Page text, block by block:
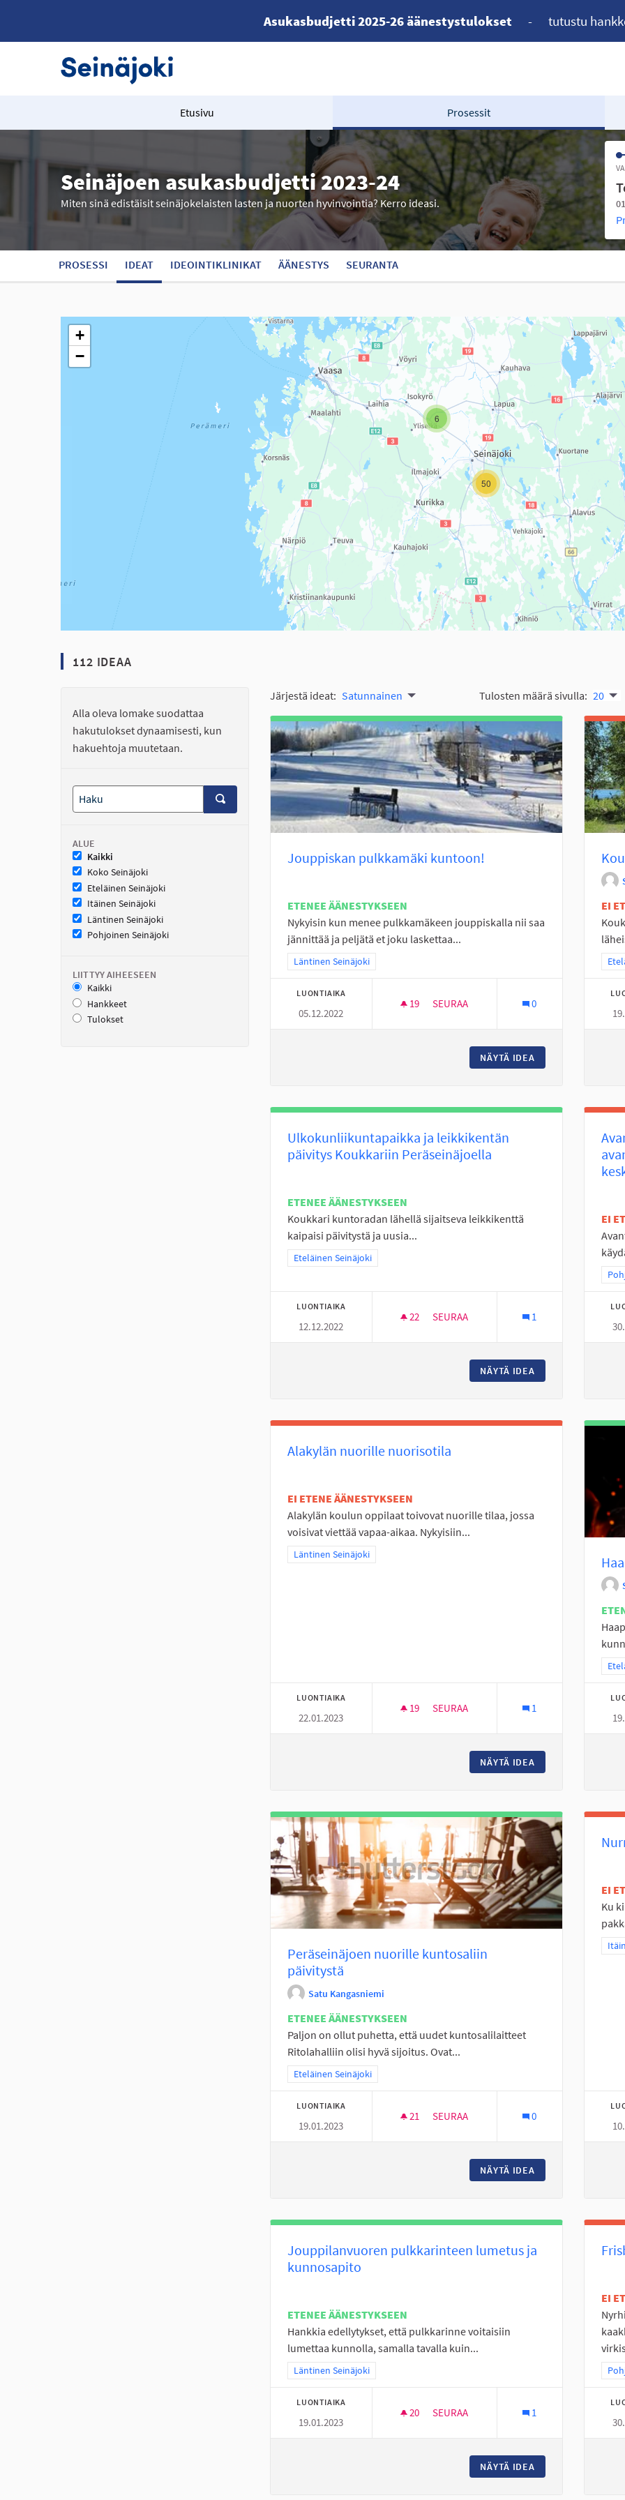
Asukasbudjetti 2025-26 äänestystulokset - tutustu
Etusivu Prosessit
Seinäjoen asukasbudjetti 2023-24
Miten sinä edistäisit seinäjokelaisten lasten ja nuorten hyvinvointia? Kerro ideasi.
PROSESSI IDEAT IDEOINTIKLINIKAT ÄÄNESTYS SEURANTA
Seuraavassa elementissä on kartta, joka esittää tämän sivun tietueet karttapisteinä. Elementtiä voi käyttää
6
50
+
−
112 IDEAA
Alla oleva lomake suodattaa
hakutulokset dynaamisesti, kun
hakuehtoja muutetaan.
ALUE
Kaikki
Koko Seinäjoki
Eteläinen Seinäjoki
Itäinen Seinäjoki
Läntinen Seinäjoki
Pohjoinen Seinäjoki
LIITTYY AIHEESEEN
Kaikki
Hankkeet
Tulokset
Järjestä ideat: Satunnainen Tulosten määrä sivulla: 20
Jouppiskan pulkkamäki kuntoon!
ETENEE ÄÄNESTYKSEEN
Nykyisin kun menee pulkkamäkeen jouppiskalla nii saa
jännittää ja peljätä et joku laskettaa...
Rajaa tulokset teeman mukaan: Läntinen Seinäjoki
Läntinen Seinäjoki
LUONTIAIKA
05.12.2022
19 19 SEURAAJAA
SEURAA 0
NÄYTÄ IDEA
EI
Ulkokunliikuntapaikka ja leikkikentän
päivitys Koukkariin Peräseinäjoella
ETENEE ÄÄNESTYKSEEN
Koukkari kuntoradan lähellä sijaitseva leikkikenttä
kaipaisi päivitystä ja uusia...
Rajaa tulokset teeman mukaan: Eteläinen Seinäjoki
Eteläinen Seinäjoki
LUONTIAIKA
12.12.2022
22 22 SEURAAJAA
SEURAA
ULKOKUNLIIKUNTAPAIKKA JA
1
NÄYTÄ IDEA
EI
Alakylän nuorille nuorisotila
EI ETENE ÄÄNESTYKSEEN
Alakylän koulun oppilaat toivovat nuorille tilaa, jossa
voisivat viettää vapaa-aikaa. Nykyisiin...
Rajaa tulokset teeman mukaan: Läntinen Seinäjoki
Läntinen Seinäjoki
LUONTIAIKA
22.01.2023
19 19 SEURAAJAA
SEURAA 1
NÄYTÄ IDEA
Peräseinäjoen nuorille kuntosaliin
päivitystä
Satu Kangasniemi
ETENEE ÄÄNESTYKSEEN
Paljon on ollut puhetta, että uudet kuntosalilaitteet
Ritolahalliin olisi hyvä sijoitus. Ovat...
Rajaa tulokset teeman mukaan: Eteläinen Seinäjoki
Eteläinen Seinäjoki
LUONTIAIKA
19.01.2023
21 21 SEURAAJAA
SEURAA
PERÄSEINÄJOEN NUORILLE KUNTOSALIIN
0
NÄYTÄ IDEA
EI
Ku
Jouppilanvuoren pulkkarinteen lumetus ja
kunnosapito
ETENEE ÄÄNESTYKSEEN
Hankkia edellytykset, että pulkkarinne voitaisiin
lumettaa kunnolla, samalla tavalla kuin...
Rajaa tulokset teeman mukaan: Läntinen Seinäjoki
Läntinen Seinäjoki
LUONTIAIKA
19.01.2023
20 20 SEURAAJAA
SEURAA
JOUPPILANVUOREN PULKKARINTEEN
1
NÄYTÄ IDEA
EI